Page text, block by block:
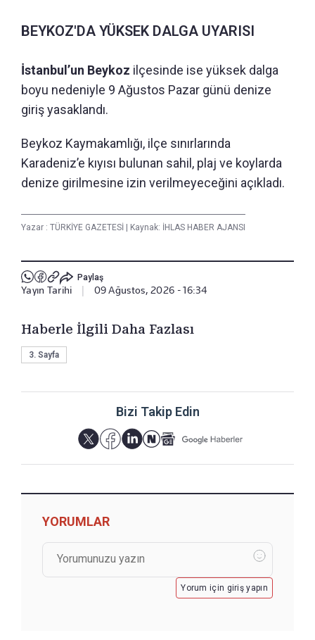
BEYKOZ'DA YÜKSEK DALGA UYARISI
İstanbul’un Beykoz ilçesinde ise yüksek dalga
boyu nedeniyle 9 Ağustos Pazar günü denize
giriş yasaklandı.
Beykoz Kaymakamlığı, ilçe sınırlarında
Karadeniz’e kıyısı bulunan sahil, plaj ve koylarda
denize girilmesine izin verilmeyeceğini açıkladı.
Yazar : TÜRKİYE GAZETESİ | Kaynak: İHLAS HABER AJANSI
Paylaş
Yayın Tarihi | 09 Ağustos, 2026 - 16:34
Haberle İlgili Daha Fazlası
3. Sayfa
Bizi Takip Edin
YORUMLAR
Yorum için giriş yapın